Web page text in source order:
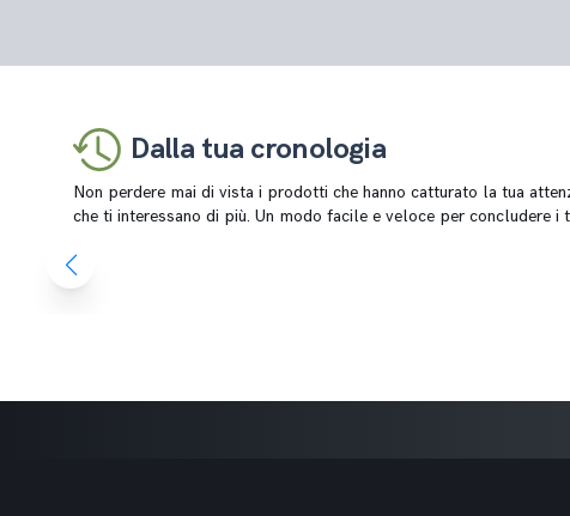
Dalla tua cronologia
Non perdere mai di vista i prodotti che hanno catturato la tua
che ti interessano di più. Un modo facile e veloce per concludere